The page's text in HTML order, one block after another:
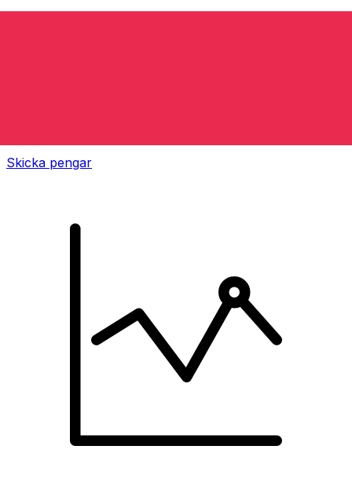
Skicka pengar